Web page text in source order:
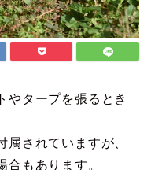
やタープを張るとき
されていますが、
もあります。